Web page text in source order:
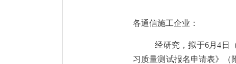
各通信施工企业：
经研究，拟于6月4日
习质量测试报名申请表》（